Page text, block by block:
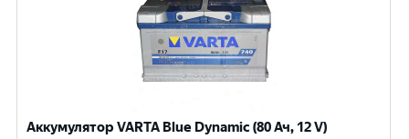
Аккумулятор VARTA Blue Dynamic (80 Ач, 12 V)